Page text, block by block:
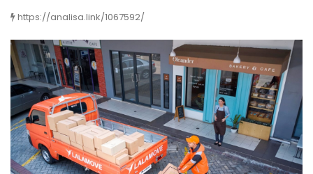
https://analisa.link/1067592/